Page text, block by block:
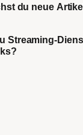
du neue
Streaming-